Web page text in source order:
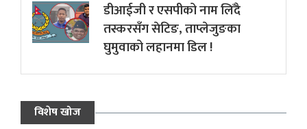
डीआईजी र एसपीको नाम लिँदै
तस्करसँग सेटिङ, ताप्लेजुङका
घुमुवाको लहानमा डिल !
विशेष खोज